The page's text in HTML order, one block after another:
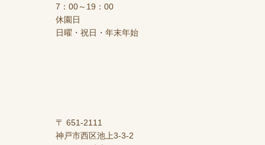
7：00～19：00
休園日
日曜・祝日・年末年始
〒 651-2111
神戸市西区池上3-3-2